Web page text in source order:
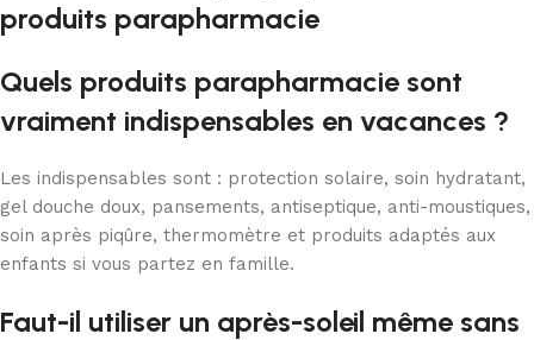
produits parapharmacie
Quels produits parapharmacie sont
vraiment indispensables en vacances ?
Les indispensables sont : protection solaire, soin hydratant,
gel douche doux, pansements, antiseptique, anti-moustiques,
soin après piqûre, thermomètre et produits adaptés aux
enfants si vous partez en famille.
Faut-il utiliser un après-soleil même sans